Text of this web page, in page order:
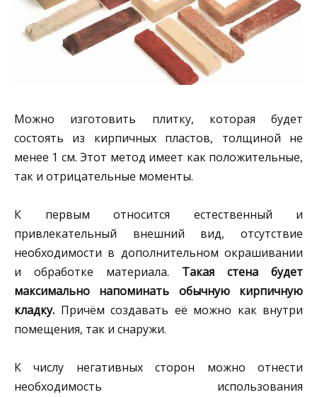
Можно изготовить плитку, которая будет
состоять из кирпичных пластов, толщиной не
менее 1 см. Этот метод имеет как положительные,
так и отрицательные моменты.
К первым относится естественный и
привлекательный внешний вид, отсутствие
необходимости в дополнительном окрашивании
и обработке материала. Такая стена будет
максимально напоминать обычную кирпичную
кладку. Причём создавать её можно как внутри
помещения, так и снаружи.
К числу негативных сторон можно отнести
необходимость использования